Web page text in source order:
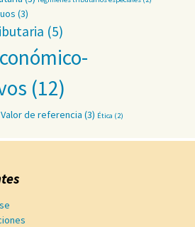
(3)
(5)
(12)
Valor de referencia (3) Ética (2)